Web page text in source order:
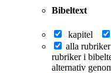
Bibeltext
kapitel
alla rubriker
rubriker i
alternativ